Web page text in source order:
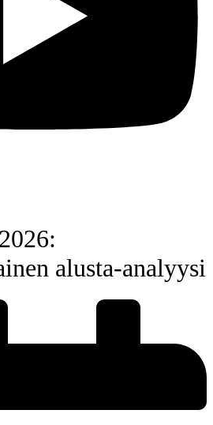
alusta-analyysi